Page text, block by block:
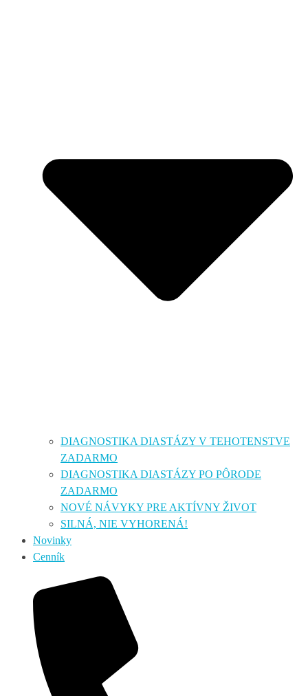
DIAGNOSTIKA DIASTÁZY V TEHOTENSTVE
ZADARMO
DIAGNOSTIKA DIASTÁZY PO PÔRODE
ZADARMO
NOVÉ NÁVYKY PRE AKTÍVNY ŽIVOT
SILNÁ, NIE VYHORENÁ!
Novinky
Cenník